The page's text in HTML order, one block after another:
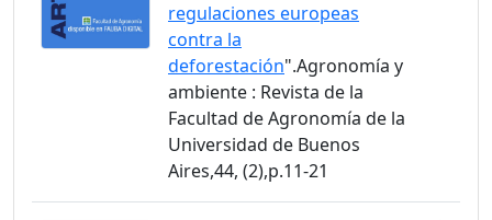
regulaciones europeas
contra la
deforestación".Agronomía y
ambiente : Revista de la
Facultad de Agronomía de la
Universidad de Buenos
Aires,44, (2),p.11-21